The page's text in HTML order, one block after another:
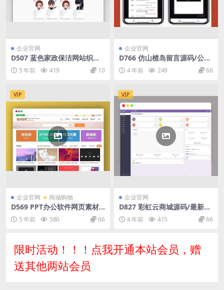
企业官网
D507 蓝色家政保洁网站织梦d
ede模板源码[自适应手机版]
5 年前 419 10
企业官网
D766 仿山楂岛留言源码/公众
号吸粉/短视频引流神器
4 年前 249 66
VIP
企业官网 商城购物
D569 PPT办公软件网页素材
资源下载类网站源码 dedecm
s织梦模板 利于SEO优化
5 年前 580 66
VIP
企业官网
D827 彩虹云商城源码/最新彩
虹代刷V6.9.0免授权纯净完整
版 4 年前 415 66
限时活动！！！点我开通本站会员，赠
送其他两站会员